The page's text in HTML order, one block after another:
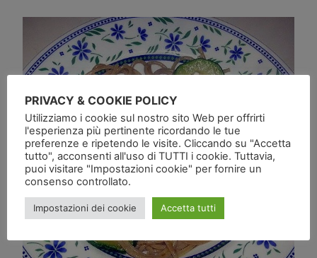
PRIVACY & COOKIE POLICY
Utilizziamo i cookie sul nostro sito Web per offrirti
l'esperienza più pertinente ricordando le tue
preferenze e ripetendo le visite. Cliccando su "Accetta
tutto", acconsenti all'uso di TUTTI i cookie. Tuttavia,
puoi visitare "Impostazioni cookie" per fornire un
consenso controllato.
Impostazioni dei cookie Accetta tutti